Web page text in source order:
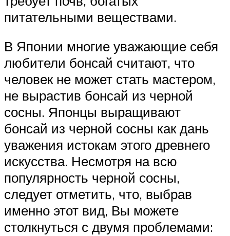
питательными веществами.
В Японии многие уважающие себя
любители бонсай считают, что
человек не может стать мастером,
не вырастив бонсай из черной
сосны. Японцы выращивают
бонсай из черной сосны как дань
уважения истокам этого древнего
искусства. Несмотря на всю
популярность черной сосны,
следует отметить, что, выбрав
именно этот вид, Вы можете
столкнуться с двумя проблемами: